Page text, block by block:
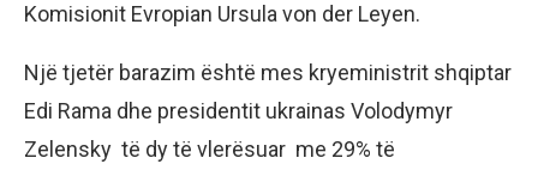
Komisionit Evropian Ursula von der Leyen.
Një tjetër barazim është mes kryeministrit shqiptar
Edi Rama dhe presidentit ukrainas Volodymyr
Zelensky të dy të vlerësuar me 29% të